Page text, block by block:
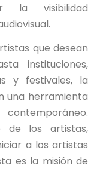
la visibilidad
que desean
instituciones,
y festivales, la
una herramienta
de los artistas,
a los artistas
es la misión de